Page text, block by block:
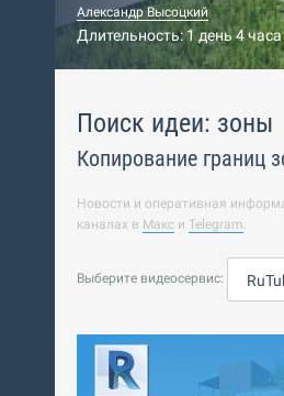
Александр Высоцкий
Длительность: 1 день 4
Поиск идеи: зоны
Копирование границ
Новости и оперативная
каналах в Макс и Telegram.
Выберите видеосервис: